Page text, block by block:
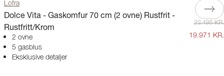
Lofra
Dolce Vita - Gaskomfur 70 cm (2 ovne) Rustfrit -
Rustfritt/Krom
2 ovne
5 gasblus
Eksklusive detaljer
23.495 KR.
19.971 KR.